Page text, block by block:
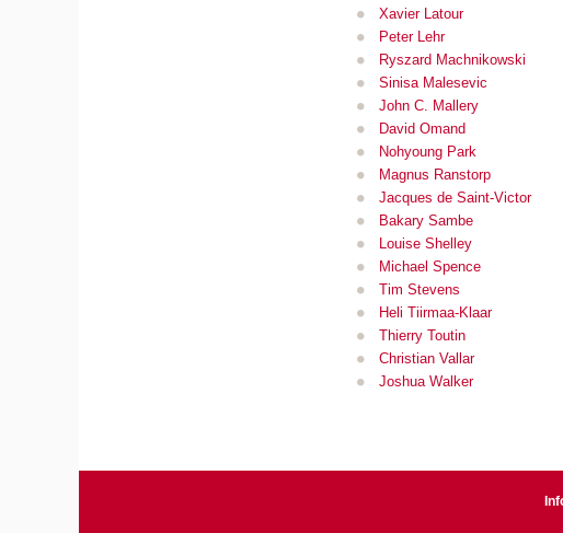
Xavier Latour
Peter Lehr
Ryszard Machnikowski
Sinisa Malesevic
John C. Mallery
David Omand
Nohyoung Park
Magnus Ranstorp
Jacques de Saint-Victor
Bakary Sambe
Louise Shelley
Michael Spence
Tim Stevens
Heli Tiirmaa-Klaar
Thierry Toutin
Christian Vallar
Joshua Walker